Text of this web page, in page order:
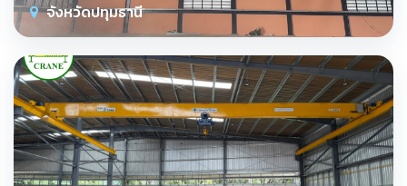
จังหวัดปทุมธานี